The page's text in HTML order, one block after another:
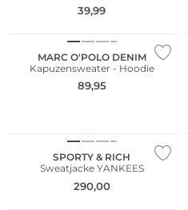
39,99
MARC O'POLO DENIM
Kapuzensweater - Hoodie
89,95
SPORTY & RICH
Sweatjacke YANKEES
290,00